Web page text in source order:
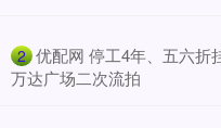
2 优配网 停工4年、五六折
万达广场二次流拍